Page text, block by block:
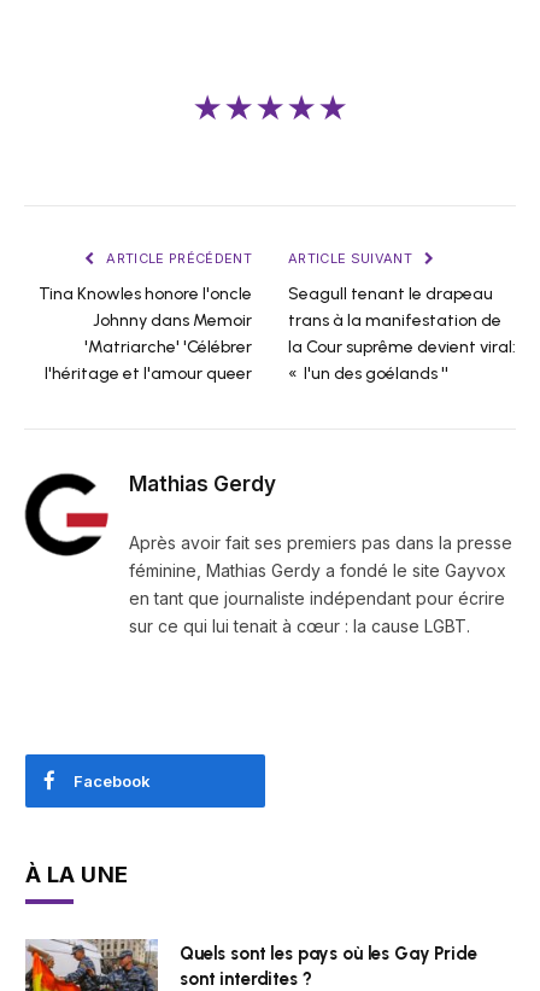
★★★★★
ARTICLE PRÉCÉDENT
Tina Knowles honore l'oncle
Johnny dans Memoir
'Matriarche' 'Célébrer
l'héritage et l'amour queer
ARTICLE SUIVANT
Seagull tenant le drapeau
trans à la manifestation de
la Cour suprême devient viral:
« l'un des goélands ''
Mathias Gerdy
Après avoir fait ses premiers pas dans la presse
féminine, Mathias Gerdy a fondé le site Gayvox
en tant que journaliste indépendant pour écrire
sur ce qui lui tenait à cœur : la cause LGBT.
Facebook
À LA UNE
Quels sont les pays où les Gay Pride
sont interdites ?